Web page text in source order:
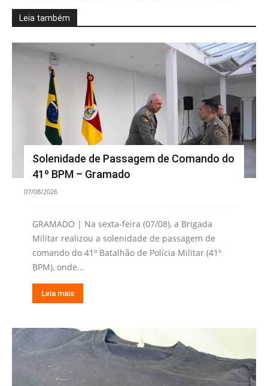
Leia também
Solenidade de Passagem de Comando do
41º BPM – Gramado
07/08/2026
GRAMADO | Na sexta-feira (07/08), a Brigada
Militar realizou a solenidade de passagem de
comando do 41º Batalhão de Polícia Militar (41º
BPM), onde...
Leia mais